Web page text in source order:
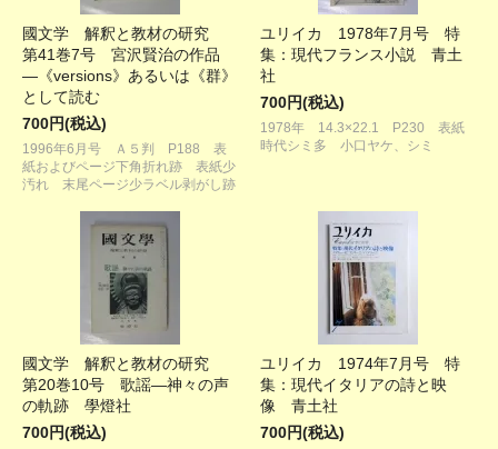
國文学 解釈と教材の研究
第41巻7号 宮沢賢治の作品
―《versions》あるいは《群》
として読む
700円(税込)
1996年6月号 Ａ５判 P188 表
紙およびページ下角折れ跡 表紙少
汚れ 末尾ページ少ラベル剥がし跡
ユリイカ 1978年7月号 特
集：現代フランス小説 青土
社
700円(税込)
1978年 14.3×22.1 P230 表紙
時代シミ多 小口ヤケ、シミ
國文学 解釈と教材の研究
第20巻10号 歌謡―神々の声
の軌跡 學燈社
700円(税込)
ユリイカ 1974年7月号 特
集：現代イタリアの詩と映
像 青土社
700円(税込)